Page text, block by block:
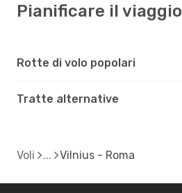
Pianificare il viaggio
Rotte di volo popolari
Tratte alternative
Voli Vilnius - Roma